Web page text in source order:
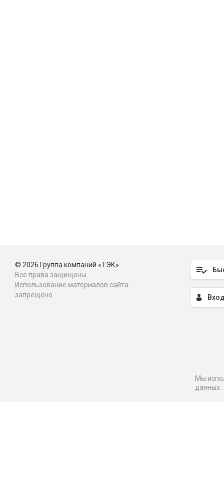
© 2026 Группа компаний «ТЭК»
Все права защищены.
Использование материалов сайта
запрещено.
Мы
данных.